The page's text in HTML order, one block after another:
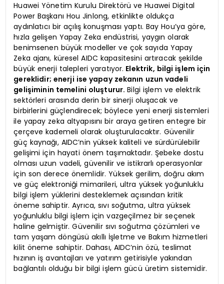
Huawei Yönetim Kurulu Direktörü ve Huawei Digital
Power Başkanı Hou Jinlong, etkinlikte oldukça
aydınlatıcı bir açılış konuşması yaptı. Bay Hou’ya göre,
hızla gelişen Yapay Zeka endüstrisi, yaygın olarak
benimsenen büyük modeller ve çok sayıda Yapay
Zeka ajanı, küresel AIDC kapasitesini artıracak şekilde
büyük enerji talepleri yaratıyor. Elektrik, bilgi işlem için
gereklidir; enerji ise yapay zekanın uzun vadeli
gelişiminin temelini oluşturur.Bilgi işlem ve elektrik
sektörleri arasında derin bir sinerji oluşacak ve
birbirlerini güçlendirecek; böylece yeni enerji sistemleri
ile yapay zeka altyapısını bir araya getiren entegre bir
çerçeve kademeli olarak oluşturulacaktır. Güvenilir
güç kaynağı, AIDC’nin yüksek kaliteli ve sürdürülebilir
gelişimi için hayati önem taşımaktadır. Şebeke dostu
olması uzun vadeli, güvenilir ve istikrarlı operasyonlar
için son derece önemlidir. Yüksek gerilim, doğru akım
ve güç elektroniği mimarileri, ultra yüksek yoğunluklu
bilgi işlem yüklerini desteklemek açısından kritik
öneme sahiptir. Ayrıca, sıvı soğutma, ultra yüksek
yoğunluklu bilgi işlem için vazgeçilmez bir seçenek
haline gelmiştir. Güvenilir sıvı soğutma çözümleri ve
tam yaşam döngüsü akıllı İşletme ve Bakım hizmetleri
kilit öneme sahiptir. Dahası, AIDC’nin özü, teslimat
hızının iş avantajları ve yatırım getirisiyle yakından
bağlantılı olduğu bir bilgi işlem gücü üretim sistemidir.